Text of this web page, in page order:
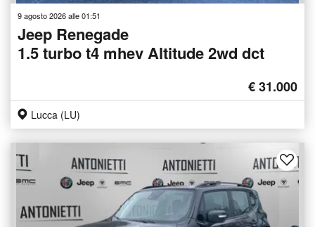
9 agosto 2026 alle 01:51
Jeep Renegade
1.5 turbo t4 mhev Altitude 2wd dct
€ 31.000
Lucca (LU)